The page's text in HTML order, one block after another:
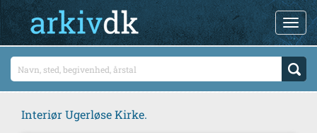
Interiør Ugerløse Kirke.